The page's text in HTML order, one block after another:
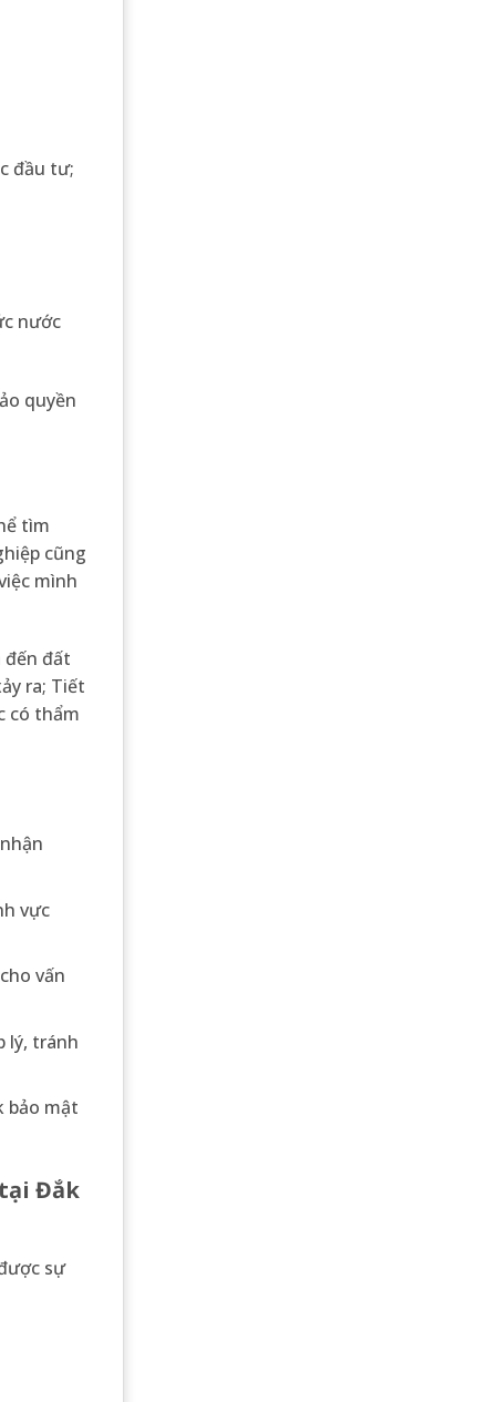
đầu tư;
nước
quyền
tìm
cũng
mình
đến đất
ra; Tiết
có thẩm
vực
vấn
lý, tránh
bảo mật
tại Đắk
sự